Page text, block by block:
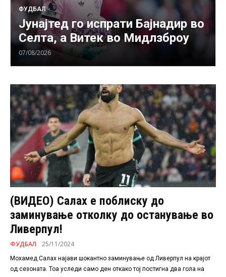
ФУДБАЛ
Јунајтед го испрати Бајнадир во
Селта, а Витек во Мидлзброу
07/08/2026
(ВИДЕО) Салах е поблиску до
заминување отколку до останување во
Ливерпул!
ФУДБАЛ 25/11/2024
Мохамед Салах најави шокантно заминување од Ливерпул на крајот
од сезоната. Тоа уследи само ден откако тој постигна два гола на